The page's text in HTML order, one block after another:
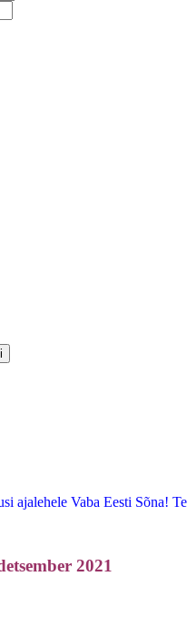
ajalehele Vaba Eesti Sõna!
2021